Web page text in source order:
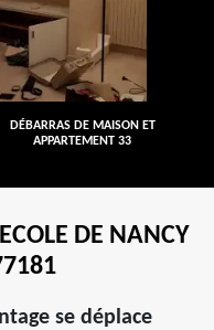
DÉBARRAS DE MAISON ET
APPARTEMENT 33
DE NANCY
se déplace